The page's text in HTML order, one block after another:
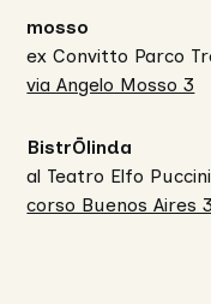
mosso
ex Convitto Parco
via Angelo Mosso 3
BistrŌlinda
al Teatro Elfo Puccini
corso Buenos Aires